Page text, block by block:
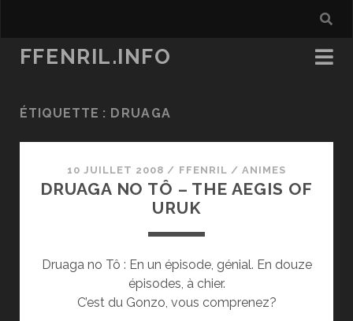
FFENRIL.INFO
ÉTIQUETTE : DRUAGA
10 JUILLET 2008 / FFENRIL / ANIMES
DRUAGA NO TÔ – THE AEGIS OF
URUK
Druaga no Tô : En un épisode, génial. En douze
épisodes, à chier.
C’est du Gonzo, vous comprenez?